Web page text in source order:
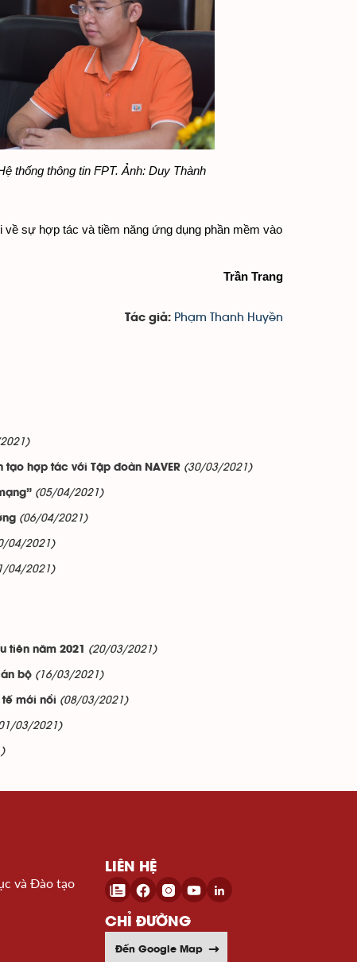
thống thông tin FPT. Ảnh: Duy Thành
về sự hợp tác và tiềm năng ứng dụng phần mềm vào
Trần Trang
Tác giả: Phạm Thanh Huyền
hợp tác với Tập đoàn NAVER (30/03/2021)
(05/04/2021)
(06/04/2021)
04/2021)
04/2021)
tiên năm 2021 (20/03/2021)
bộ (16/03/2021)
tế mới nổi (08/03/2021)
03/2021)
và Đào tạo
LIÊN HỆ
CHỈ ĐƯỜNG
Đến Google Map